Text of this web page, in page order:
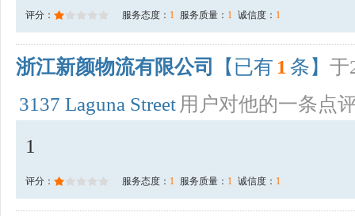
评分： 服务态度： 1 服务质量： 1 诚信度： 1
浙江新颜物流有限公司 【已有 1 条】 于
3137 Laguna Street 用户对他的一条点
1
评分： 服务态度： 1 服务质量： 1 诚信度： 1